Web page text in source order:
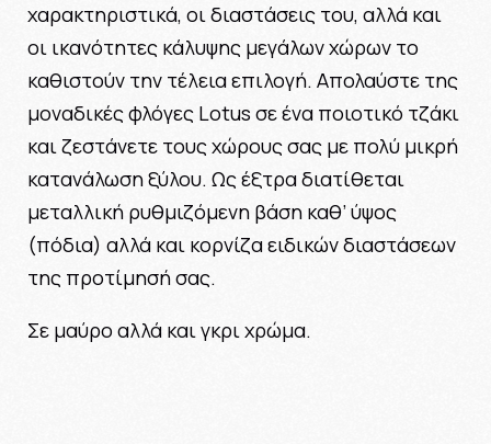
χαρακτηριστικά, οι διαστάσεις του, αλλά και
οι ικανότητες κάλυψης μεγάλων χώρων το
καθιστούν την τέλεια επιλογή. Απολαύστε της
μοναδικές φλόγες Lotus σε ένα ποιοτικό τζάκι
και ζεστάνετε τους χώρους σας με πολύ μικρή
κατανάλωση ξύλου. Ως έξτρα διατίθεται
μεταλλική ρυθμιζόμενη βάση καθ’ ύψος
(πόδια) αλλά και κορνίζα ειδικών διαστάσεων
της προτίμησή σας.
Σε μαύρο αλλά και γκρι χρώμα.